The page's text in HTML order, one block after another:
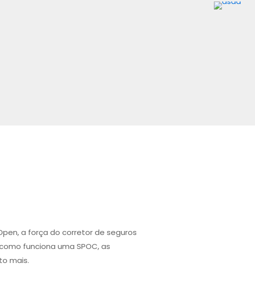
a força do corretor de seguros
funciona uma SPOC, as
mais.